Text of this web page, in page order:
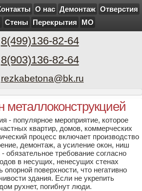
О нас Демонтаж Отверстия
Стены Перекрытия МО
8(499)136-82-64
8(903)136-82-64
rezkabetona@bk.ru
металлоконструкцией
- популярное мероприятие, которое
квартир, домов, коммерческих
процесс включает производство
демонтаж, а усиление окон, ниш
обязательное требование согласно
в несущих, ненесущих стенах
опорной поверхности, что негативно
здания. Если не укрепить
рухнет, погибнут люди.